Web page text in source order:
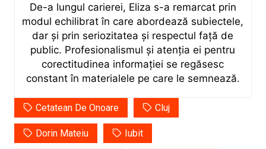
De-a lungul carierei, Eliza s-a remarcat prin
modul echilibrat în care abordează subiectele,
dar și prin seriozitatea și respectul față de
public. Profesionalismul și atenția ei pentru
corectitudinea informației se regăsesc
constant în materialele pe care le semnează.
Cetatean De Onoare Cluj
Dorin Mateiu Iubit